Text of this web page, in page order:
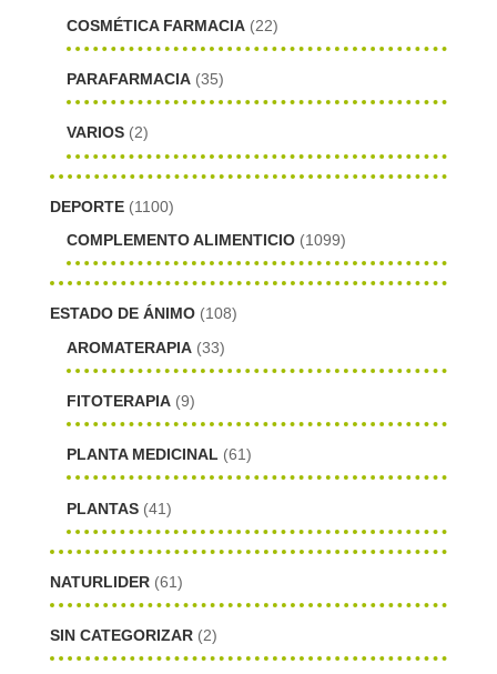
COSMÉTICA FARMACIA (22)
PARAFARMACIA (35)
VARIOS (2)
DEPORTE (1100)
COMPLEMENTO ALIMENTICIO (1099)
ESTADO DE ÁNIMO (108)
AROMATERAPIA (33)
FITOTERAPIA (9)
PLANTA MEDICINAL (61)
PLANTAS (41)
NATURLIDER (61)
SIN CATEGORIZAR (2)